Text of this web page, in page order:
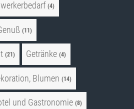
(4)
(11)
(21) Getränke (4)
Blumen (14)
und Gastronomie (8)